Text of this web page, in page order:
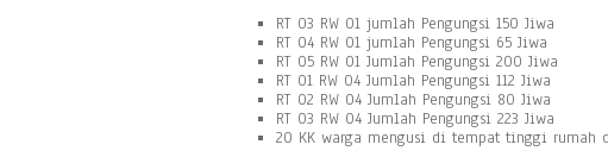
RT 03 RW 01 jumlah Pengungsi 150 Jiwa
RT 04 RW 01 jumlah Pengungsi 65 Jiwa
RT 05 RW 01 Jumlah Pengungsi 200 Jiwa
RT 01 RW 04 Jumlah Pengungsi 112 Jiwa
RT 02 RW 04 Jumlah Pengungsi 80 Jiwa
RT 03 RW 04 Jumlah Pengungsi 223 Jiwa
20 KK warga mengusi di tempat tinggi rumah